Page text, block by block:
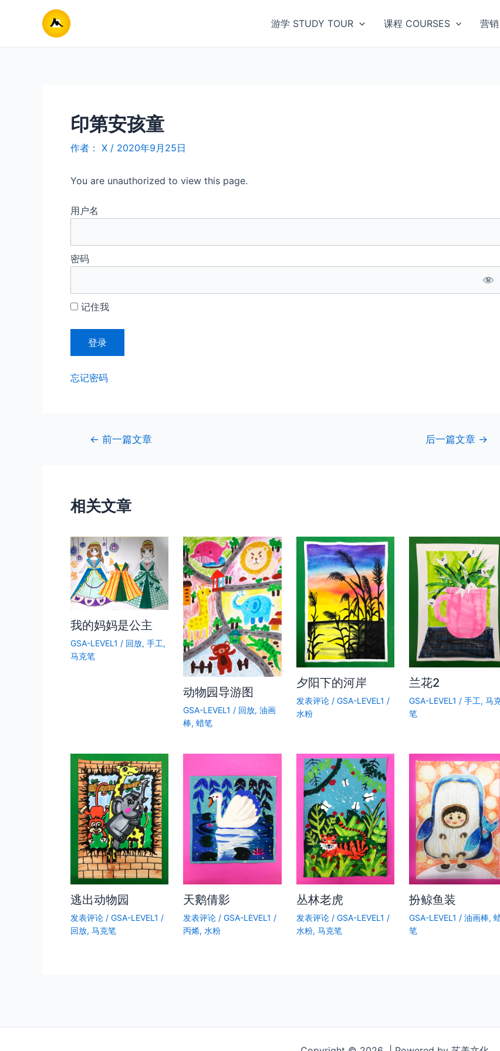
游学 STUDY TOUR 课程 COURSES 营
印第安孩童
作者： X / 2020年9月25日
You are unauthorized to view this page.
用户名
密码
记住我
忘记密码
← 前一篇文章 后一篇文章 →
相关文章
我的妈妈是公主
GSA-LEVEL1 / 回放, 手工,
马克笔
动物园导游图
GSA-LEVEL1 / 回放,油画
棒,蜡笔
夕阳下的河岸
发表评论 / GSA-LEVEL1 /
水粉
兰花2
GSA-LEVEL1 / 手工, 马
笔
逃出动物园
发表评论 / GSA-LEVEL1 /
回放, 马克笔
天鹅倩影
发表评论 /GSA-LEVEL1 /
丙烯,水粉
丛林老虎
发表评论 / GSA-LEVEL1 /
水粉, 马克笔
扮鲸鱼装
GSA-LEVEL1 / 油画棒,
笔